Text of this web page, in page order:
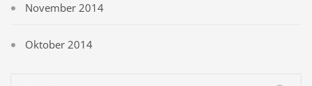
November 2014
Oktober 2014